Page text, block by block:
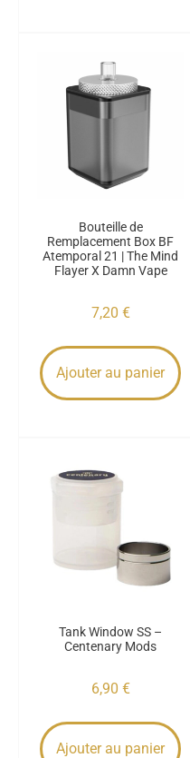
Bouteille de
Remplacement Box BF
Atemporal 21 | The Mind
Flayer X Damn Vape
7,20 €
Ajouter au panier
Tank Window SS –
Centenary Mods
6,90 €
Ajouter au panier